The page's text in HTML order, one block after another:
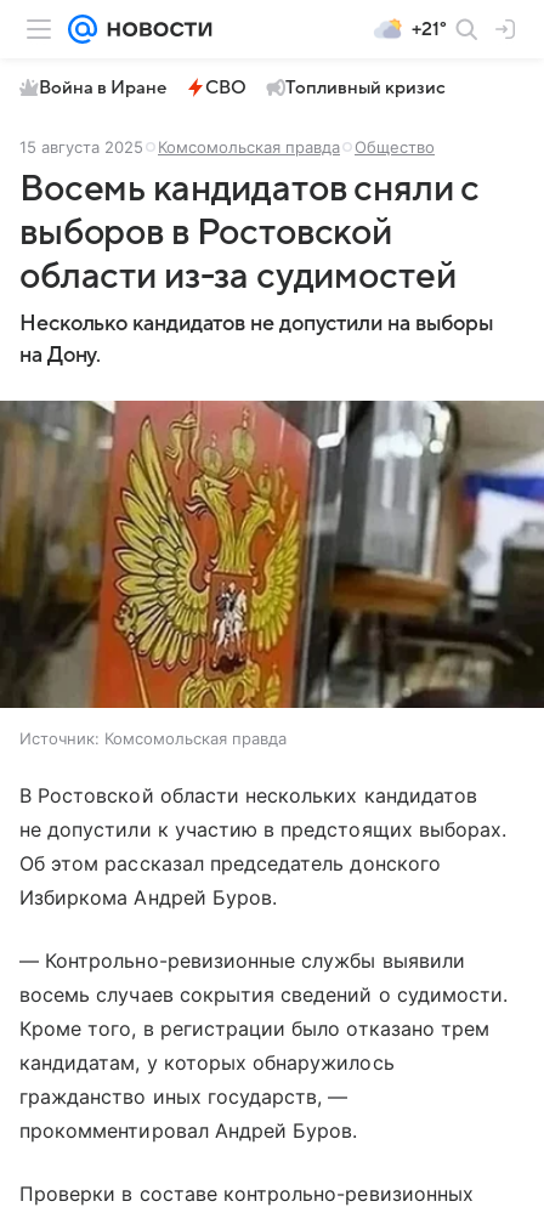
+21°
Война в Иране СВО Топливный кризис
15 августа 2025 Комсомольская правда Общество
Восемь кандидатов сняли с
выборов в Ростовской
области из-за судимостей
Несколько кандидатов не допустили на выборы
на Дону.
Источник: Комсомольская правда
В Ростовской области нескольких кандидатов
не допустили к участию в предстоящих выборах.
Об этом рассказал председатель донского
Избиркома Андрей Буров.
— Контрольно-ревизионные службы выявили
восемь случаев сокрытия сведений о судимости.
Кроме того, в регистрации было отказано трем
кандидатам, у которых обнаружилось
гражданство иных государств, —
прокомментировал Андрей Буров.
Проверки в составе контрольно-ревизионных